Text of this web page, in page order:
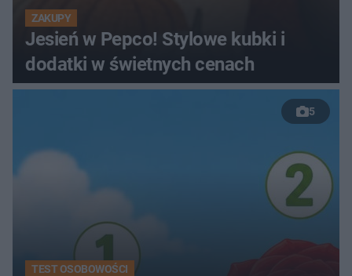
ZAKUPY
Jesień w Pepco! Stylowe kubki i
dodatki w świetnych cenach
5
TEST OSOBOWOŚCI